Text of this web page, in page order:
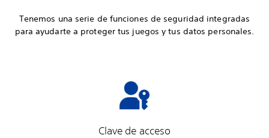
Tenemos una serie de funciones de seguridad integradas
para ayudarte a proteger tus juegos y tus datos personales.
Clave de acceso